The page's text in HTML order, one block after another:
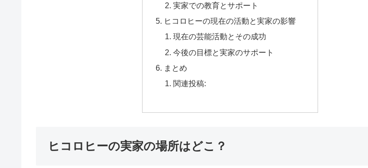
実家での教育とサポート
ヒコロヒーの現在の活動と実家の影響
現在の芸能活動とその成功
今後の目標と実家のサポート
まとめ
関連投稿:
ヒコロヒーの実家の場所はどこ？